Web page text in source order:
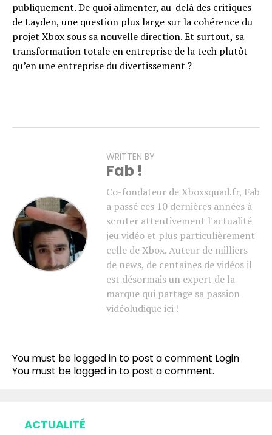
publiquement. De quoi alimenter, au-delà des critiques
de Layden, une question plus large sur la cohérence du
projet Xbox sous sa nouvelle direction. Et surtout, sa
transformation totale en entreprise de la tech plutôt
qu’en une entreprise du divertissement ?
WRITTEN BY
Fab !
Co-fondateur de Xboxsquad.fr, Fab
a passé ces 10 dernières années à
scruter attentivement l'actualité
jeu vidéo et plus particulièrement
celle de Xbox. Auteur de milliers
de news, de centaines de vidéos il
est désormais un expert de la
marque qui partage sa passion
vidéoludique ici !
You must be logged in to post a comment Login
You must be logged in to post a comment.
ACTUALITÉ